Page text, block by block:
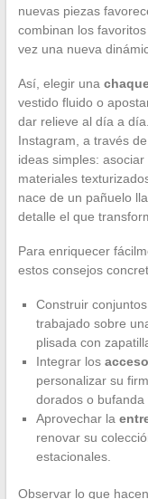
nuevas piezas
combinan los
vez una nueva
Así, elegir una
vestido fluido o
dar relieve al día a
Instagram, a través
ideas simples:
materiales
nace de un pañuelo
detalle el que
Para enriquecer
estos consejos
Construir
trabajado sobre
plisada con
Integrar los
personalizar su
dorados o bufanda
Aprovechar la
renovar su
estacionales.
Observar lo que